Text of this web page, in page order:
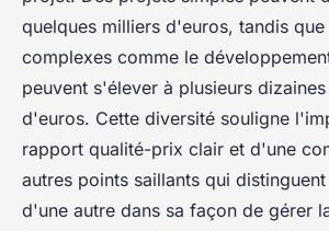
quelques milliers d'euros, tandis
complexes comme le
peuvent s'élever à plusieurs
d'euros. Cette diversité souligne
rapport qualité-prix clair et d'une
autres points saillants qui
d'une autre dans sa façon de gérer